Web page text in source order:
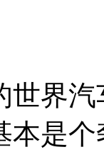
世界
本是